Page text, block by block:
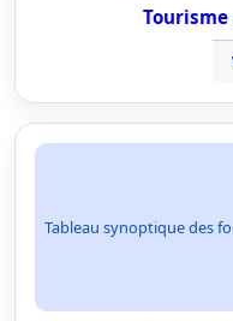
Tableau synoptique des